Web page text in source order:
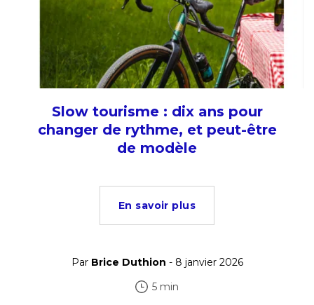
Slow tourisme : dix ans pour
changer de rythme, et peut-être
de modèle
En savoir plus
Par Brice Duthion - 8 janvier 2026
5 min